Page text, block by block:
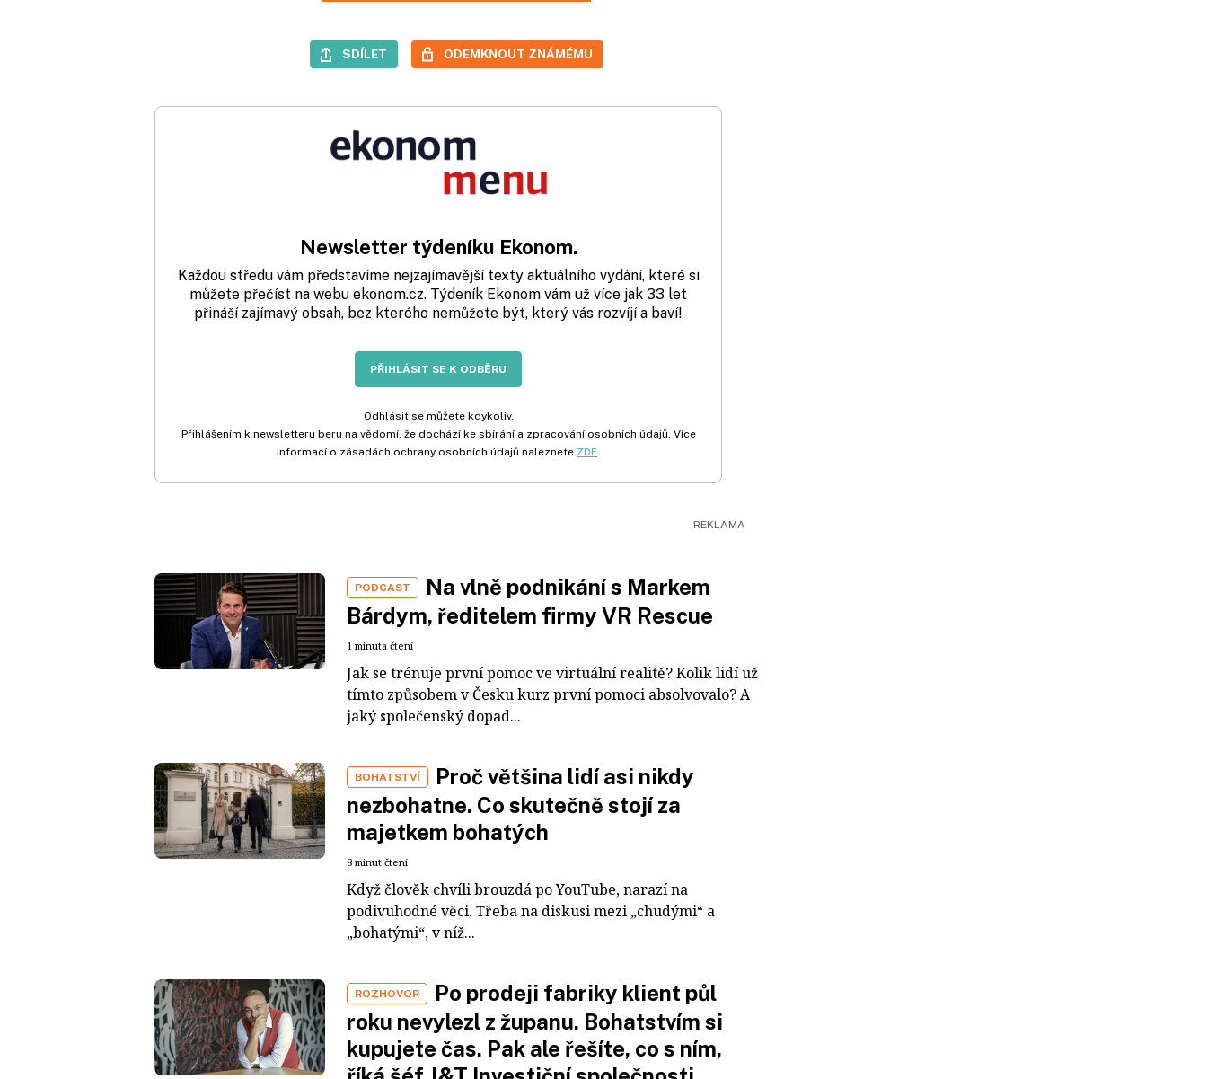
SDÍLET ODEMKNOUT ZNÁMÉMU
Newsletter týdeníku Ekonom.
Každou středu vám představíme nejzajímavější texty aktuálního vydání, které si
můžete přečíst na webu ekonom.cz. Týdeník Ekonom vám už více jak 33 let
přináší zajímavý obsah, bez kterého nemůžete být, který vás rozvíjí a baví!
PŘIHLÁSIT SE K ODBĚRU
Odhlásit se můžete kdykoliv.
Přihlášením k newsletteru beru na vědomí, že dochází ke sbírání a zpracování osobních údajů. Více
informací o zásadách ochrany osobních údajů naleznete ZDE.
PODCAST
Na vlně podnikání s Markem
Bárdym, ředitelem firmy VR Rescue
1 minuta čtení
Jak se trénuje první pomoc ve virtuální realitě? Kolik lidí už
tímto způsobem v Česku kurz první pomoci absolvovalo? A
jaký společenský dopad...
BOHATSTVÍ
Proč většina lidí asi nikdy
nezbohatne. Co skutečně stojí za
majetkem bohatých
8 minut čtení
Když člověk chvíli brouzdá po YouTube, narazí na
podivuhodné věci. Třeba na diskusi mezi „chudými“ a
„bohatými“, v níž...
ROZHOVOR
Po prodeji fabriky klient půl
roku nevylezl z županu. Bohatstvím si
kupujete čas. Pak ale řešíte, co s ním,